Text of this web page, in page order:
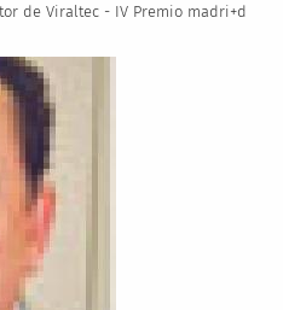
de Viraltec - IV Premio madri+d